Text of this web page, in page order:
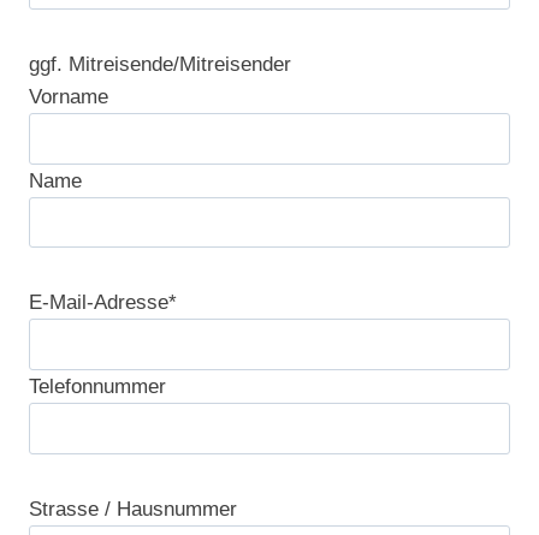
ggf. Mitreisende/Mitreisender
Vorname
Name
E-Mail-Adresse*
Telefonnummer
Strasse / Hausnummer